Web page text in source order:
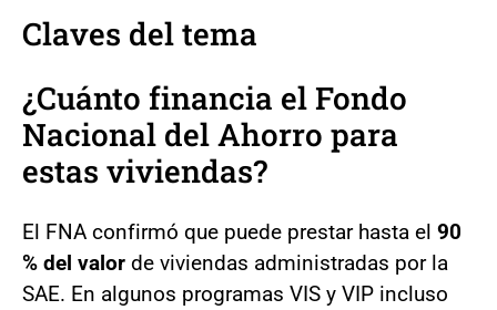
Claves del tema
¿Cuánto financia el Fondo
Nacional del Ahorro para
estas viviendas?
El FNA confirmó que puede prestar hasta el 90
% del valor de viviendas administradas por la
SAE. En algunos programas VIS y VIP incluso